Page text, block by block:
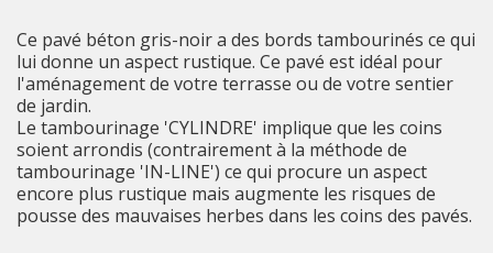
Ce pavé béton gris-noir a des bords tambourinés ce qui
lui donne un aspect rustique. Ce pavé est idéal pour
l'aménagement de votre terrasse ou de votre sentier
de jardin.
Le tambourinage 'CYLINDRE' implique que les coins
soient arrondis (contrairement à la méthode de
tambourinage 'IN-LINE') ce qui procure un aspect
encore plus rustique mais augmente les risques de
pousse des mauvaises herbes dans les coins des pavés.